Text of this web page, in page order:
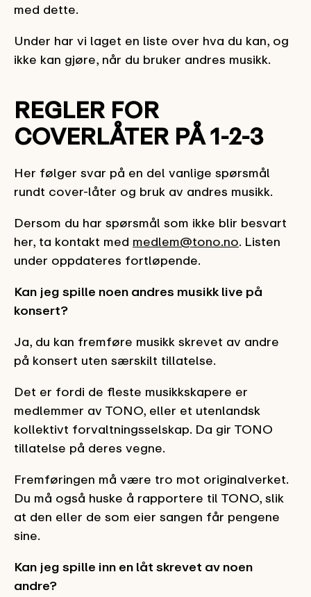
med dette.
Under har vi laget en liste over hva du kan, og
ikke kan gjøre, når du bruker andres musikk.
REGLER FOR
COVERLÅTER PÅ 1-2-3
Her følger svar på en del vanlige spørsmål
rundt cover-låter og bruk av andres musikk.
Dersom du har spørsmål som ikke blir besvart
her, ta kontakt med medlem@tono.no. Listen
under oppdateres fortløpende.
Kan jeg spille noen andres musikk live på
konsert?
Ja, du kan fremføre musikk skrevet av andre
på konsert uten særskilt tillatelse.
Det er fordi de fleste musikkskapere er
medlemmer av TONO, eller et utenlandsk
kollektivt forvaltningsselskap. Da gir TONO
tillatelse på deres vegne.
Fremføringen må være tro mot originalverket.
Du må også huske å rapportere til TONO, slik
at den eller de som eier sangen får pengene
sine.
Kan jeg spille inn en låt skrevet av noen
andre?